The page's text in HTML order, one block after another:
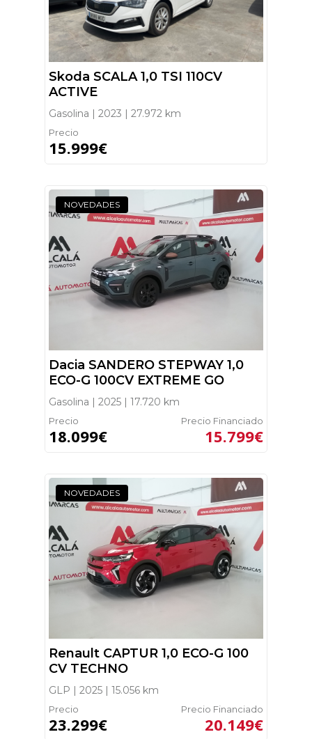
Skoda SCALA 1,0 TSI 110CV
ACTIVE
Gasolina | 2023 | 27.972 km
Precio
15.999€
NOVEDADES
Dacia SANDERO STEPWAY 1,0
ECO-G 100CV EXTREME GO
Gasolina | 2025 | 17.720 km
Precio
18.099€
Precio Financiado
15.799€
NOVEDADES
Renault CAPTUR 1,0 ECO-G 100
CV TECHNO
GLP | 2025 | 15.056 km
Precio
23.299€
Precio Financiado
20.149€